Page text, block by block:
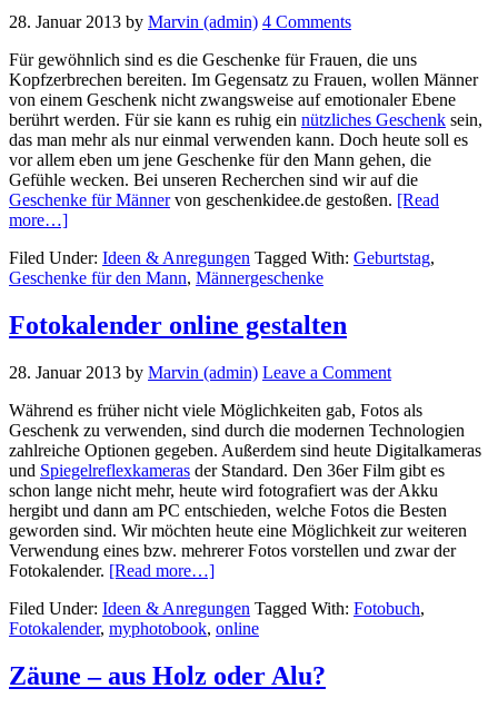
28. Januar 2013 by Marvin (admin) 4 Comments
Für gewöhnlich sind es die Geschenke für Frauen, die uns
Kopfzerbrechen bereiten. Im Gegensatz zu Frauen, wollen Männer
von einem Geschenk nicht zwangsweise auf emotionaler Ebene
berührt werden. Für sie kann es ruhig ein nützliches Geschenk sein,
das man mehr als nur einmal verwenden kann. Doch heute soll es
vor allem eben um jene Geschenke für den Mann gehen, die
Gefühle wecken. Bei unseren Recherchen sind wir auf die
Geschenke für Männervon geschenkidee.de gestoßen. [Read
more…]about
für
den
Filed Under: Ideen & Anregungen Tagged With: Geburtstag,
Geschenke für den Mann, Männergeschenke
Fotokalender online gestalten
28. Januar 2013 by Marvin (admin) Leave a Comment
Während es früher nicht viele Möglichkeiten gab, Fotos als
Geschenk zu verwenden, sind durch die modernen Technologien
zahlreiche Optionen gegeben. Außerdem sind heute Digitalkameras
und Spiegelreflexkameras der Standard. Den 36er Film gibt es
schon lange nicht mehr, heute wird fotografiert was der Akku
hergibt und dann am PC entschieden, welche Fotos die Besten
geworden sind. Wir möchten heute eine Möglichkeit zur weiteren
Verwendung eines bzw. mehrerer Fotos vorstellen und zwar der
Fotokalender. [Read more…]about
online
gestalten
Filed Under: Ideen & Anregungen Tagged With: Fotobuch,
Fotokalender, myphotobook, online
Zäune – aus Holz oder Alu?